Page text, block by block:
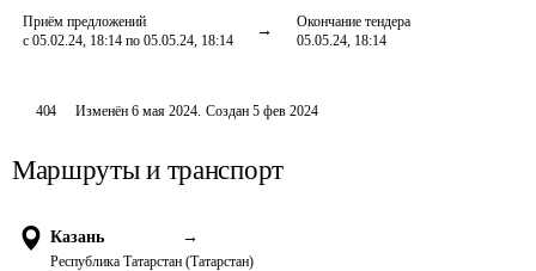
Приём предложений
с 05.02.24, 18:14 по 05.05.24, 18:14
Окончание тендера
05.05.24, 18:14
404 Изменён6 мая 2024. Создан 5 фев 2024
Маршруты и транспорт
Казань →
Республика Татарстан (Татарстан)